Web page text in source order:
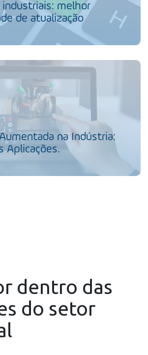
melhor
de atualização
na Indústria:
Aplicações.
dentro das
do setor